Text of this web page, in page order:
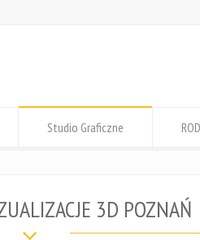
Studio Graficzne
3D POZNAŃ